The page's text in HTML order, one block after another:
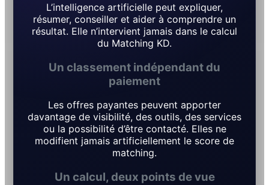
L’intelligence artificielle peut expliquer,
résumer, conseiller et aider à comprendre un
résultat. Elle n’intervient jamais dans le calcul
du Matching KD.
Un classement indépendant du
paiement
Les offres payantes peuvent apporter
davantage de visibilité, des outils, des services
ou la possibilité d’être contacté. Elles ne
modifient jamais artificiellement le score de
matching.
Un calcul, deux points de vue